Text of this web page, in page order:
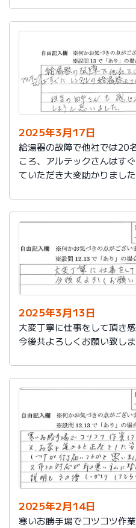
対応もていねいして頂き、
が不安になることなく工事
2025年3月17日
給湯器の故障で他社では20
ころ、アルテックさんはす
ていただき大変助かりました
うと思いました。
2025年3月13日
大変丁寧に仕事をして頂き
今後共よろしくお願い致しま
2025年2月14日
寒いお勝手場でコツコツ作